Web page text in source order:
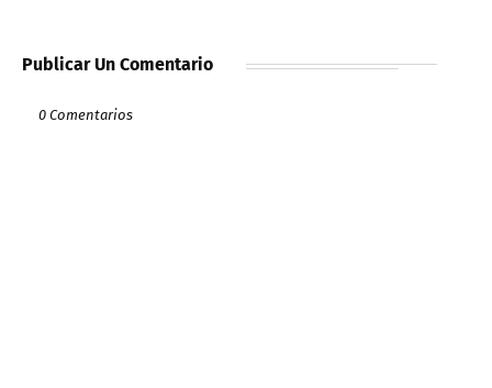
Publicar Un Comentario
0 Comentarios